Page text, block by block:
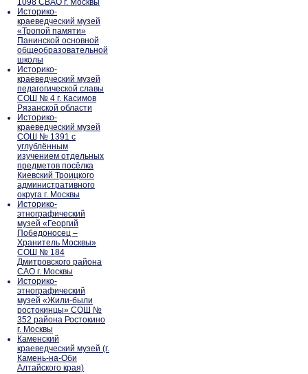
1098 СВАО г. Москвы
Историко-
краеведческий музей
«Тропой памяти»
Панинской основной
общеобразовательной
школы
Историко-
краеведческий музей
педагогической славы
СОШ № 4 г. Касимов
Рязанской области
Историко-
краеведческий музей
СОШ № 1391 с
углублённым
изучением отдельных
предметов посёлка
Киевский Троицкого
административного
округа г. Москвы
Историко-
этнографический
музей «Георгий
Победоносец –
Хранитель Москвы»
СОШ № 184
Дмитровского района
САО г. Москвы
Историко-
этнографический
музей «Жили-были
ростокинцы» СОШ №
352 района Ростокино
г. Москвы
Каменский
краеведческий музей (г.
Камень-на-Оби
Алтайского края)